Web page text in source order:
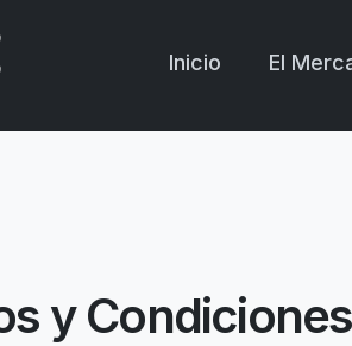
Inicio El
y Condiciones